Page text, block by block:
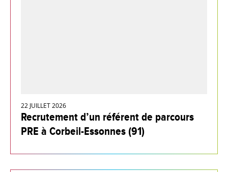
22 JUILLET 2026
Recrutement d’un référent de parcours
PRE à Corbeil-Essonnes (91)